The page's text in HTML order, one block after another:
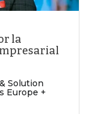
la
Solution
Europe +